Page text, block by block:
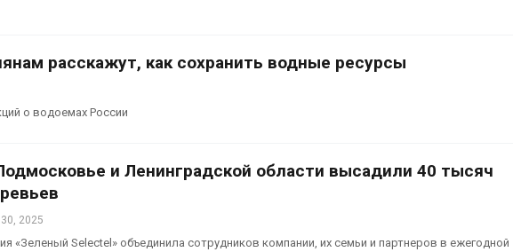
расскажут, как сохранить водные ресурсы
о водоемах России
и Ленинградской области высадили 40 тысяч
2025
«Зеленый Selectel» объединила сотрудников компании, их семьи и партнеров в ежегодной